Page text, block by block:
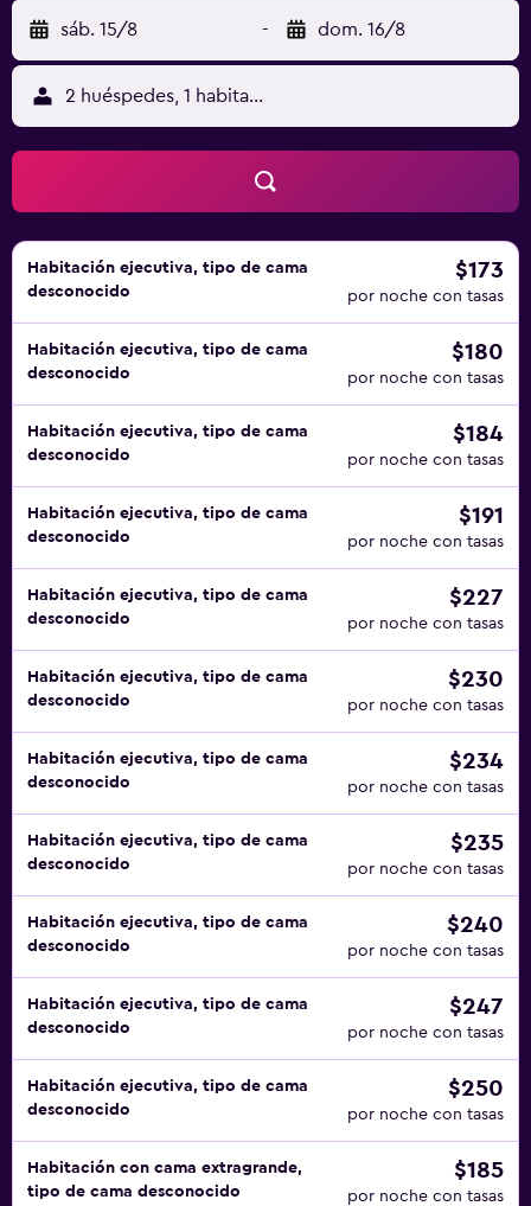
cable. Los baños están equipados con ducha con cabezal
de ducha tipo lluvia, zapatillas, secador de pelo y zapatillas
infantiles. Este hotel en Shanghái ofrece acceso a Internet
wifi gratis con una velocidad de 500 Mbps o más (para 6
personas o más, 10 dispositivos o más). Entre las
comodidades especialmente pensadas para las personas
en viaje de negocios se incluyen sillas de oficina,
impresoras y teléfono. Es posible solicitar cambio de
toallas y cambio de sábanas. Se ofrece servicio de
limpieza todos los días. Los servicios de ocio y
esparcimiento en este hotel incluyen gimnasio abierto las
24 horas.
sáb. 15/8 - dom. 16/8
2 huéspedes, 1 habitación
Habitación ejecutiva, tipo de cama
desconocido
$173
por noche con tasas
Habitación ejecutiva, tipo de cama
desconocido
$180
por noche con tasas
Habitación ejecutiva, tipo de cama
desconocido
$184
por noche con tasas
Habitación ejecutiva, tipo de cama
desconocido
$191
por noche con tasas
Habitación ejecutiva, tipo de cama
desconocido
$227
por noche con tasas
Habitación ejecutiva, tipo de cama
desconocido
$230
por noche con tasas
Habitación ejecutiva, tipo de cama
desconocido
$234
por noche con tasas
Habitación ejecutiva, tipo de cama
desconocido
$235
por noche con tasas
Habitación ejecutiva, tipo de cama
desconocido
$240
por noche con tasas
Habitación ejecutiva, tipo de cama
desconocido
$247
por noche con tasas
Habitación ejecutiva, tipo de cama
desconocido
$250
por noche con tasas
Habitación con cama extragrande,
tipo de cama desconocido
$185
por noche con tasas